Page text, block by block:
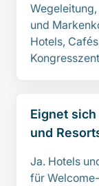
und
Hotels,
Eignet
und
Ja. Hotels
für